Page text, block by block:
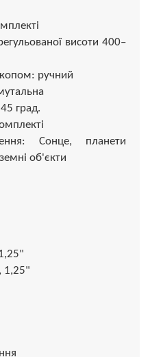
висоти 400–
ручний
град.
Сонце, планети
об'єкти
1,25"